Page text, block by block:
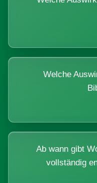
Welche
Ab wann gibt
vollständig